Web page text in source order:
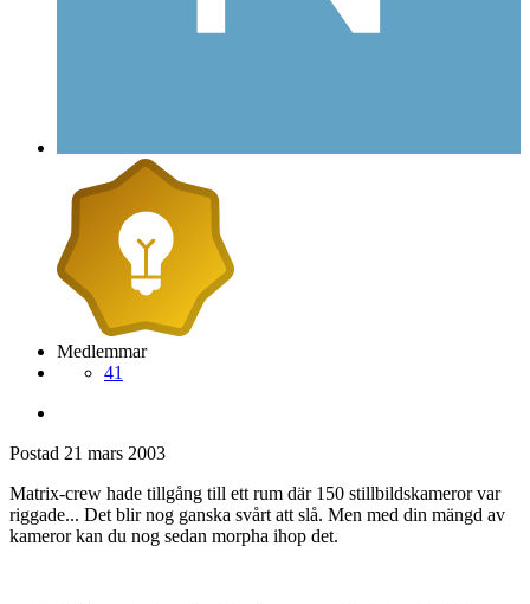
Medlemmar
41
Postad 21 mars 2003
Matrix-crew hade tillgång till ett rum där 150 stillbildskameror var
riggade... Det blir nog ganska svårt att slå. Men med din mängd av
kameror kan du nog sedan morpha ihop det.